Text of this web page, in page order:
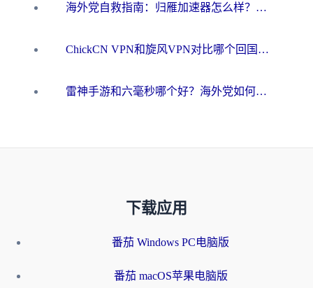
海外党自救指南：归雁加速器怎么样？教你避开坑实现国内资源无缝访问
ChickCN VPN和旋风VPN对比哪个回国效果更好？海外用户的选择困境与出路
雷神手游和六毫秒哪个好？海外党如何真正解锁国内资源
下载应用
番茄 Windows PC电脑版
番茄 macOS苹果电脑版